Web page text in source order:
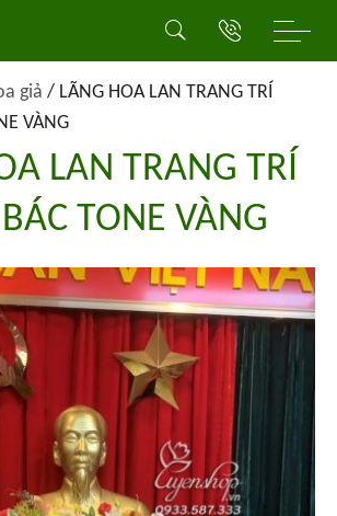
giả / LÃNG HOA LAN TRANG TRÍ
VÀNG
LAN TRANG TRÍ
TONE VÀNG